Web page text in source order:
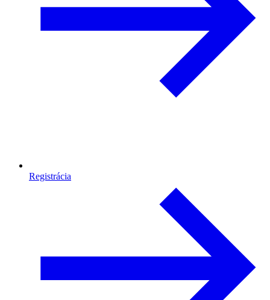
Registrácia